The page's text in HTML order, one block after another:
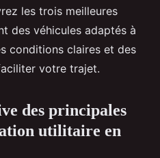
les trois meilleures
des véhicules adaptés à
conditions claires et des
votre trajet.
des principales
utilitaire en